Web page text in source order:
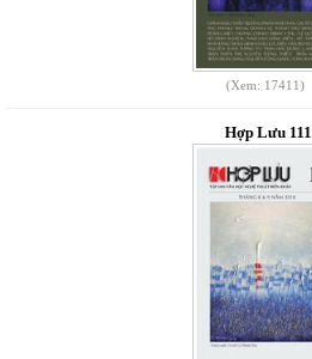
(Xem: 17411)
Hợp Lưu 111